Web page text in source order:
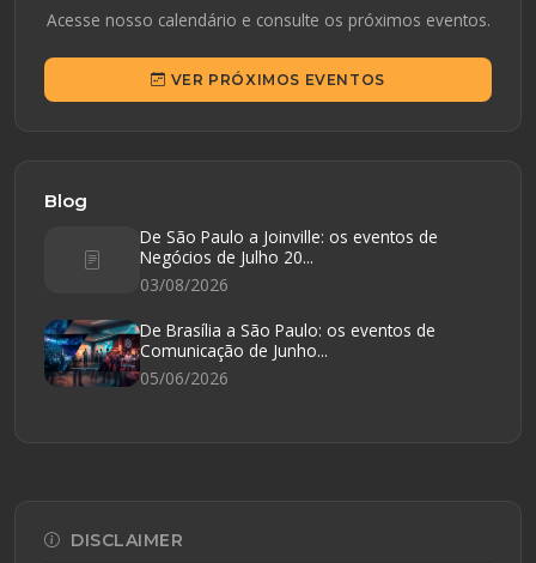
Acesse nosso calendário e consulte os próximos eventos.
VER PRÓXIMOS EVENTOS
Blog
De São Paulo a Joinville: os eventos de
Negócios de Julho 20...
03/08/2026
De Brasília a São Paulo: os eventos de
Comunicação de Junho...
05/06/2026
DISCLAIMER